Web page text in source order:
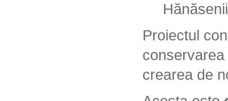
Proiectul
crearea de